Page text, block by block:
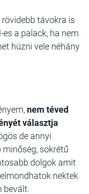
távokra is
a palack, ha nem
húzni vele néhány
nem téved
választja
de annyi
sokrétű
dolgok amit
nektek
bevált.